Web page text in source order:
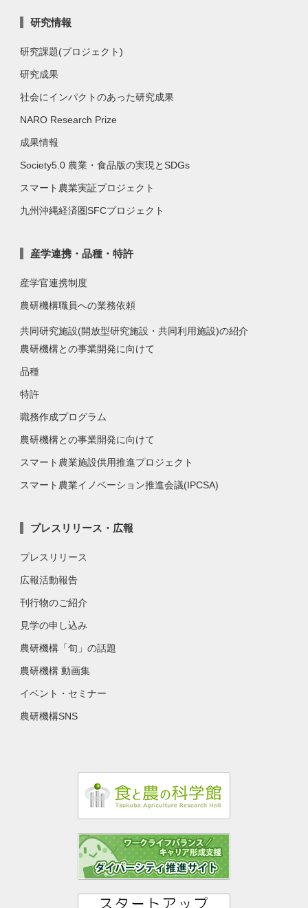
研究情報
研究課題(プロジェクト)
研究成果
社会にインパクトのあった研究成果
NARO Research Prize
成果情報
Society5.0 農業・食品版の実現とSDGs
スマート農業実証プロジェクト
九州沖縄経済圏SFCプロジェクト
産学連携・品種・特許
産学官連携制度
農研機構職員への業務依頼
共同研究施設(開放型研究施設・共同利用施設)の紹介
農研機構との事業開発に向けて
品種
特許
職務作成プログラム
農研機構との事業開発に向けて
スマート農業施設供用推進プロジェクト
スマート農業イノベーション推進会議(IPCSA)
プレスリリース・広報
プレスリリース
広報活動報告
刊行物のご紹介
見学の申し込み
農研機構「旬」の話題
農研機構 動画集
イベント・セミナー
農研機構SNS